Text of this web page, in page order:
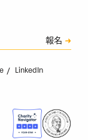
報名
LinkedIn